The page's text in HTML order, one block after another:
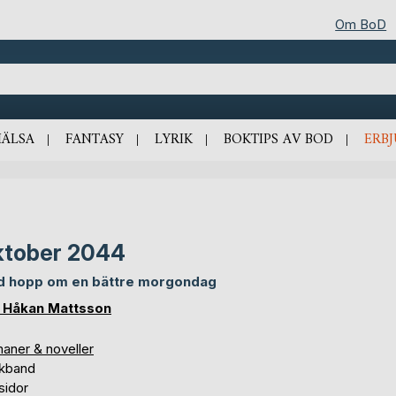
Om BoD
FANTASY LYRIK BOKTIPS AV BOD
2044
hopp om en bättre morgondag
Håkan Mattsson
& noveller